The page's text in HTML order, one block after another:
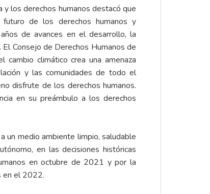
los derechos humanos destacó que
de los derechos humanos y
de avances en el desarrollo, la
Consejo de Derechos Humanos de
cambio climático crea una amenaza
y las comunidades de todo el
disfrute de los derechos humanos.
en su preámbulo a los derechos
un medio ambiente limpio, saludable
en las decisiones históricas
en octubre de 2021 y por la
en el 2022.